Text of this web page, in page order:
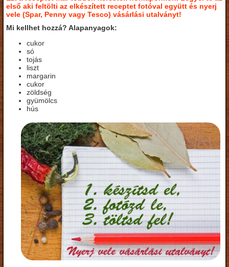
első aki feltölti az elkészített receptet fotóval együtt és nyerj
vele (Spar, Penny vagy Tesco) vásárlási utalványt!
Mi kellhet hozzá? Alapanyagok:
cukor
só
tojás
liszt
margarin
cukor
zöldség
gyümölcs
hús